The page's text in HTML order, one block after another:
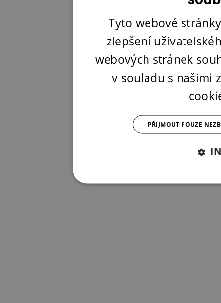
Tyto webové
zlepšení
webových stránek
v souladu s našimi
PŘIJMOUT POUZE